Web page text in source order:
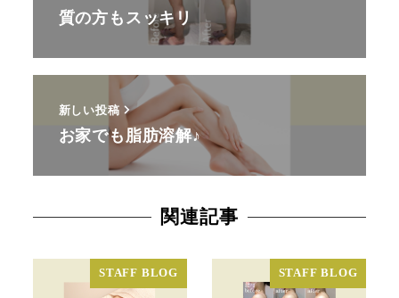
質の方もスッキリ
新しい投稿
お家でも脂肪溶解♪
関連記事
STAFF BLOG STAFF BLOG